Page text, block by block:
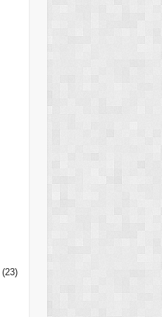
(23)